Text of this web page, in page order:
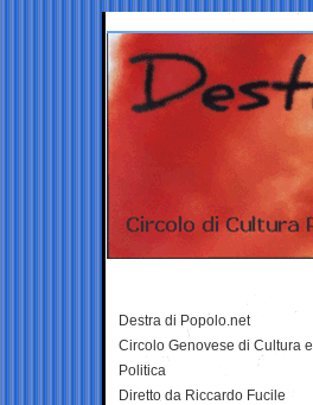
Destra di Popolo.net
Circolo Genovese di Cultura e
Politica
Diretto da Riccardo Fucile